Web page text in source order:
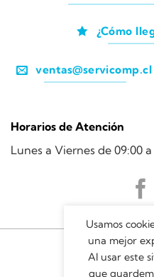
¿Cómo
ventas@servicomp.cl
Horarios de Atención
Lunes a Viernes de 09:00 a
Usamos
una mejor
Al usar este
que